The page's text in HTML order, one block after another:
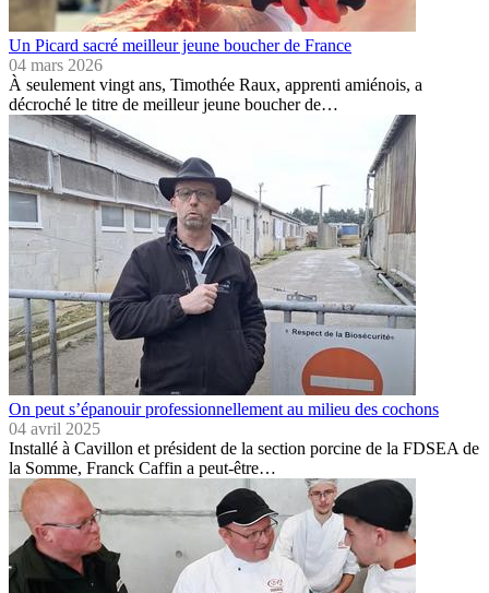
Un Picard sacré meilleur jeune boucher de France
04 mars 2026
À seulement vingt ans, Timothée Raux, apprenti amiénois, a
décroché le titre de meilleur jeune boucher de…
On peut s’épanouir professionnellement au milieu des cochons
04 avril 2025
Installé à Cavillon et président de la section porcine de la FDSEA de
la Somme, Franck Caffin a peut-être…